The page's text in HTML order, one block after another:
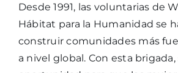
Desde 1991, las voluntarias de
Hábitat para la Humanidad se
construir comunidades más
a nivel global. Con esta